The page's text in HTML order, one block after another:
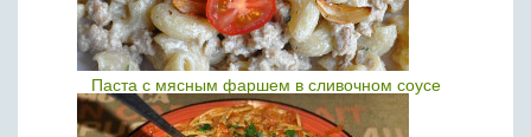
Паста с мясным фаршем в сливочном соусе